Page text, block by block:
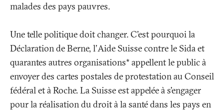
malades des pays pauvres.
Une telle politique doit changer. C'est pourquoi la
Déclaration de Berne, l'Aide Suisse contre le Sida et
quarantes autres organisations* appellent le public à
envoyer des cartes postales de protestation au Conseil
fédéral et à Roche. La Suisse est appelée à s'engager
pour la réalisation du droit à la santé dans les pays en